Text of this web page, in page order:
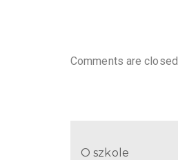
Comments are closed.
O szkole